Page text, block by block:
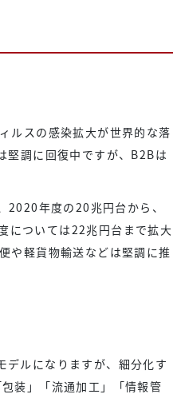
ルスの感染拡大が世界的な落
堅調に回復中ですが、B2Bは
年度の20兆円台から、
については22兆円台まで拡大
や軽貨物輸送などは堅調に推
デルになりますが、細分化す
装」「流通加工」「情報管